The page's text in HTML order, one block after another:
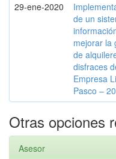
29-ene-2020
de un
mejorar la
de
disfraces
Empresa
Pasco –
Otras opciones
Asesor